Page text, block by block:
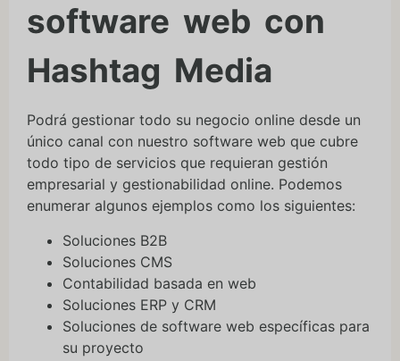
software web con
Hashtag Media
Podrá gestionar todo su negocio online desde un
único canal con nuestro software web que cubre
todo tipo de servicios que requieran gestión
empresarial y gestionabilidad online. Podemos
enumerar algunos ejemplos como los siguientes:
Soluciones B2B
Soluciones CMS
Contabilidad basada en web
Soluciones ERP y CRM
Soluciones de software web específicas para
su proyecto